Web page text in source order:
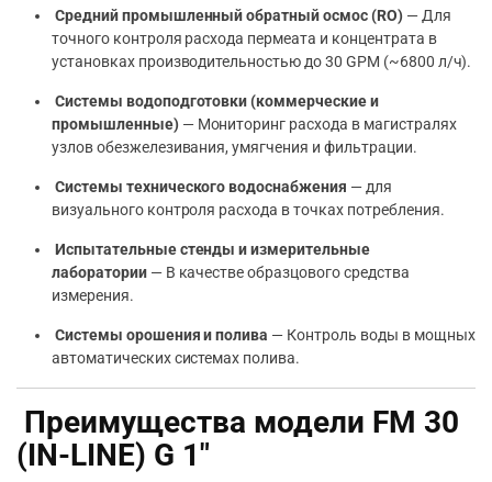
Средний промышленный обратный осмос (RO)— Для
точного контроля расхода пермеата и концентрата в
установках производительностью до 30 GPM (~6800 л/ч).
Системы водоподготовки (коммерческие и
промышленные)— Мониторинг расхода в магистралях
узлов обезжелезивания, умягчения и фильтрации.
Системы технического водоснабжения — для
визуального контроля расхода в точках потребления.
Испытательные стенды и измерительные
лаборатории— В качестве образцового средства
измерения.
Системы орошения и полива — Контроль воды в мощных
автоматических системах полива.
Преимущества модели FM 30
(IN-LINE) G 1″